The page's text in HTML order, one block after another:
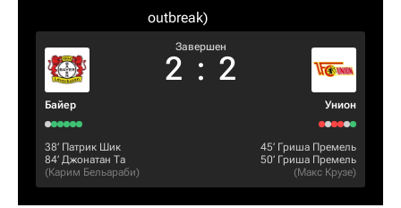
outbreak)
Байер
Завершен
2 : 2
Унион
38‎’‎ Патрик Шик
84‎’‎ Джонатан Та
(Карим Бельараби)
45‎’‎ Гриша Премель
50‎’‎ Гриша Премель
(Макс Крузе)